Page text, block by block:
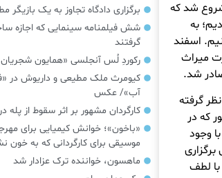
شروع شد که
به
کنیم. اسفند
میراث
گرفته
که در
وجود
لطف
برگزاری دادگاه تجاوز به یک بازیگر
شش فیلمنامه سینمایی که اجازه
گرفتند
رکوردِ لُس آنجلسی «همایون
کیومرث ملک مطیعی و داریوش در
آب»/ عکس
کارگردان مشهور بر اثر سقوط از
«باخون»‌؛ خوانش کیمیایی برای
موسیقی برای کارگردانی که به
ماهسون، خواننده ترک عزادار شد